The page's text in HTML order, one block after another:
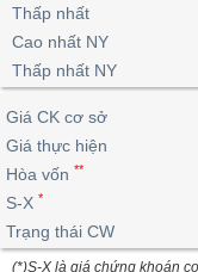
lỗ
dịch
nội
Niên
giám
Tài
liệu
Định
giá
ngoài
doanh
Top
cổ
dịch
Chứng
quyền
quan
Thống
giao
Thống
giao
dịch
Tin
tức
Phân
tích
kỹ
thuật
trực
tuyến
Bộ
Vĩ
mô
lai
Chứng
quyền
Trái
phiếu
IR
Awards
tạo
Thấp nhất
Cao nhất NY
Thấp nhất NY
Giá CK cơ sở
Giá thực hiện
Hòa vốn **
S-X *
Trạng thái CW
(*)S-X là giá chứng khoán
BẤT
ĐỘNG
SẢN
TÀI
CHÍNH